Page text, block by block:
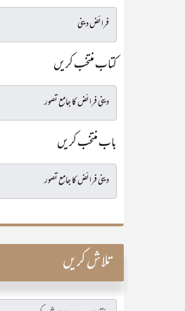
کتاب منتخب کریں
باب منتخب کریں
تلاش کریں